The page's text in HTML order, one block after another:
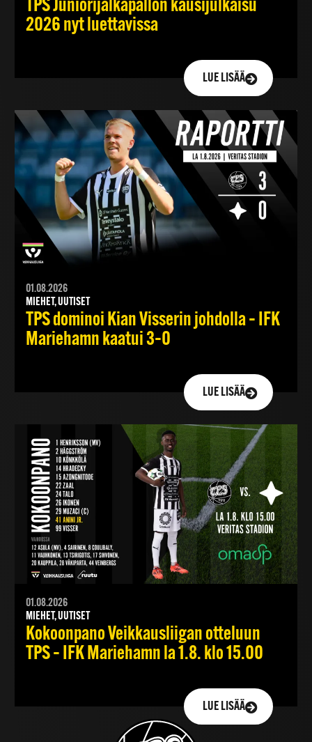
TPS Juniorijalkapallon kausijulkaisu
2026 nyt luettavissa
LUE LISÄÄ
01.08.2026
MIEHET, UUTISET
TPS dominoi Kian Visserin johdolla – IFK
Mariehamn kaatui 3–0
LUE LISÄÄ
01.08.2026
MIEHET, UUTISET
Kokoonpano Veikkausliigan otteluun
TPS – IFK Mariehamn la 1.8. klo 15.00
LUE LISÄÄ